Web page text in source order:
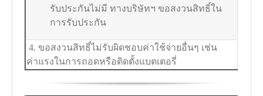
รับประกันไม่มี ทางบริษัทฯ ขอสงวนสิทธิ์ใน
การรับประกัน
4. ขอสงวนสิทธิ์ไม่รับผิดชอบค่าใช้จ่ายอื่นๆ เช่น
ค่าแรงในการถอดหรือติดตั้งแบตเตอรี่